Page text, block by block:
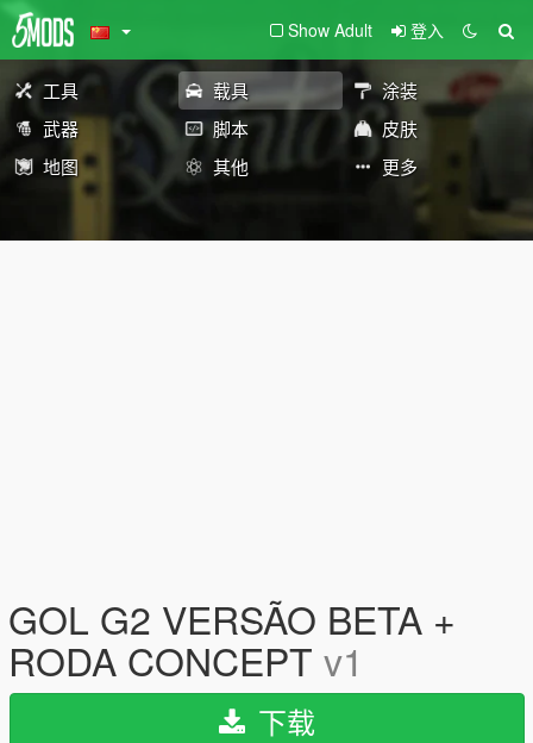
Show Adult 登入
工具 载具
涂装
武器
脚本
皮肤
地图
其他 更多
GOL G2 VERSÃO BETA +
RODA CONCEPT v1
下载